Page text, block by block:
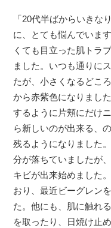
「20代半ばからいきな
に、とても悩んでいま
くても目立った肌トラ
ました。いつも通りに
たが、小さくなるどこ
から赤紫色になりまし
するように片頬にだけ
ら新しいのが出来る、
残るようになりました
分が落ちていましたが
キビが出来始めました
おり、最近ビーグレン
た。他にも、肌に触れ
を取ったり、日焼け止